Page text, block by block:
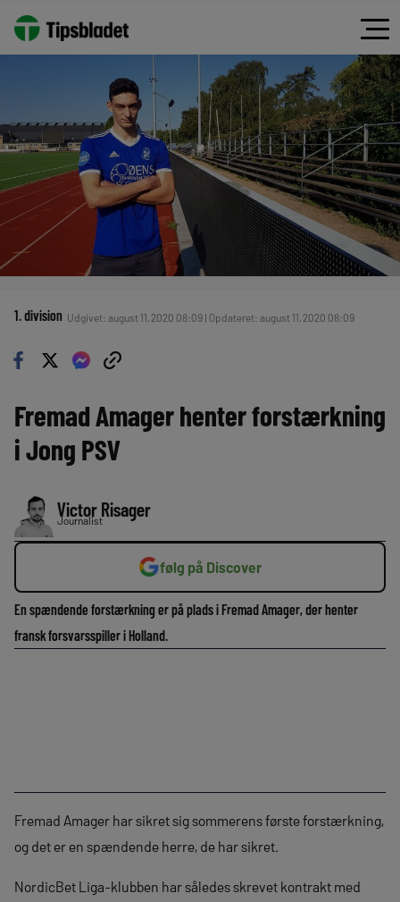
1. division Udgivet: august 11, 2020 08:09 | Opdateret: august 11, 2020 08:09
Fremad Amager henter forstærkning
i Jong PSV
Victor Risager
Journalist
følg på Discover
En spændende forstærkning er på plads i Fremad Amager, der henter
fransk forsvarsspiller i Holland.
Fremad Amager har sikret sig sommerens første forstærkning,
og det er en spændende herre, de har sikret.
NordicBet Liga-klubben har således skrevet kontrakt med